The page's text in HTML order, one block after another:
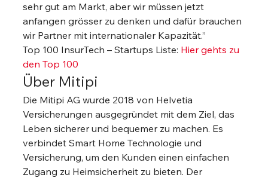
sehr gut am Markt, aber wir müssen jetzt
anfangen grösser zu denken und dafür brauchen
wir Partner mit internationaler Kapazität.”
Top 100 InsurTech – Startups Liste: Hier gehts zu
den Top 100
Über Mitipi
Die Mitipi AG wurde 2018 von Helvetia
Versicherungen ausgegründet mit dem Ziel, das
Leben sicherer und bequemer zu machen. Es
verbindet Smart Home Technologie und
Versicherung, um den Kunden einen einfachen
Zugang zu Heimsicherheit zu bieten. Der